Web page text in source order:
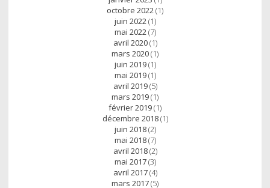
octobre 2022(1)
juin 2022(1)
mai 2022(7)
avril 2020(1)
mars 2020(1)
juin 2019(1)
mai 2019(1)
avril 2019(5)
mars 2019(1)
février 2019(1)
décembre 2018(1)
juin 2018(2)
mai 2018(7)
avril 2018(2)
mai 2017(3)
avril 2017(4)
mars 2017(5)